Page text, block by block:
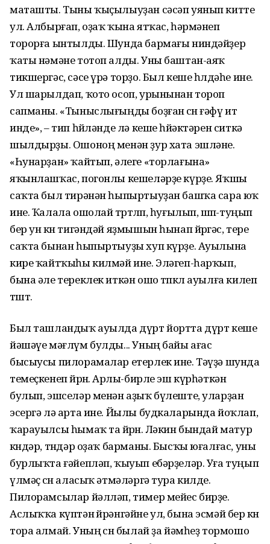
маташты. Тыны ҡыҫылыуҙан сәсәп уянып китте
ул. Албырғап, оҙаҡ ҡына ятҡас, һәрмәнеп
торорға ынтылды. Шунда бармағы ниндәйҙер
ҡаты нәмәне тотоп алды. Уны баштан-аяҡ
тикшергәс, сәсе үрә торҙо. Был кеше һөлдәһе ине.
Ул шарылдап, ҡото осоп, урынынан тороп
сапманы. «Тыныслығыңды боҙған өсөн ғәфү ит
инде», – тип һөйләнде лә кеше һөйәктәрен ситкә
шылдырҙы. Ошоноң менән ҙур хата эшләне.
«Һунарҙан» ҡайтып, әлеге «торлағына»
яҡынлашҡас, погонлы кешеләрҙе күрҙе. Яҡшы
саҡта был тирәнән һыпыртыуҙан башҡа сара юҡ
ине. Ҡалала ошолай төртөлөп, һуғылып, өшөп-туңып
бер ун көн тигәндәй яҙмышын һынап йөрөгәс, тере
саҡта бынан һыпыртыуҙы хуп күрҙе. Ауылына
кире ҡайтҡыһы килмәй ине. Эләгеп-һарҡып,
бына әле тереклек иткән ошо төпкөл ауылға килеп
төштө.
Был ташландыҡ ауылда дүрт йортта дүрт кеше
йәшәүе мәғлүм булды... Уның байы ағас
бысыусы пилорамалар етерлек ине. Тәүҙә шунда
темеҫкенеп йөрөнө. Арлы-бирле эш күрһәткән
булып, эшселәр менән аҙыҡ бүлеште, уларҙан
эсергә лә арта ине. Йылы будкаларында йоҡлап,
ҡарауылсы һымаҡ та йөрөнө. Ләкин бындай матур
көндәр, төндәр оҙаҡ барманы. Бысҡы юғалғас, уны
бурлыҡта ғәйепләп, ҡыуып ебәрҙеләр. Уға туңып
үлмәҫ өсөн аласыҡ әтмәләргә тура килде.
Пилорамсылар йәлләп, тимер мейес бирҙе.
Аслыҡҡа күптән өйрәнгәйне ул, бына эсмәй бер көн
тора алмай. Уның өсөн былай ҙа йәмһеҙ тормошо